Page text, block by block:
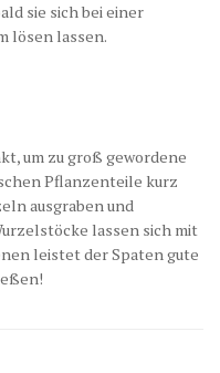
sie sich bei einer
lösen lassen.
um zu groß gewordene
Pflanzenteile kurz
ausgraben und
lassen sich mit
leistet der Spaten gute